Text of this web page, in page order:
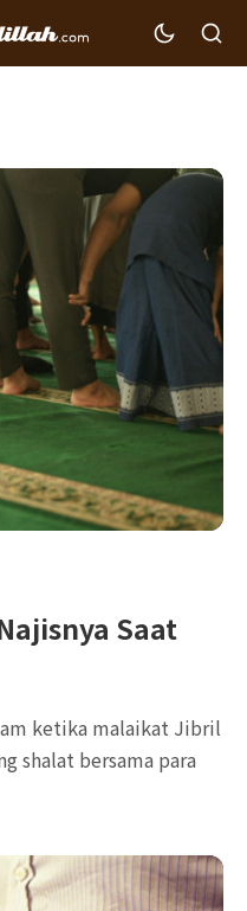
Saat
ketika malaikat Jibril
shalat bersama para